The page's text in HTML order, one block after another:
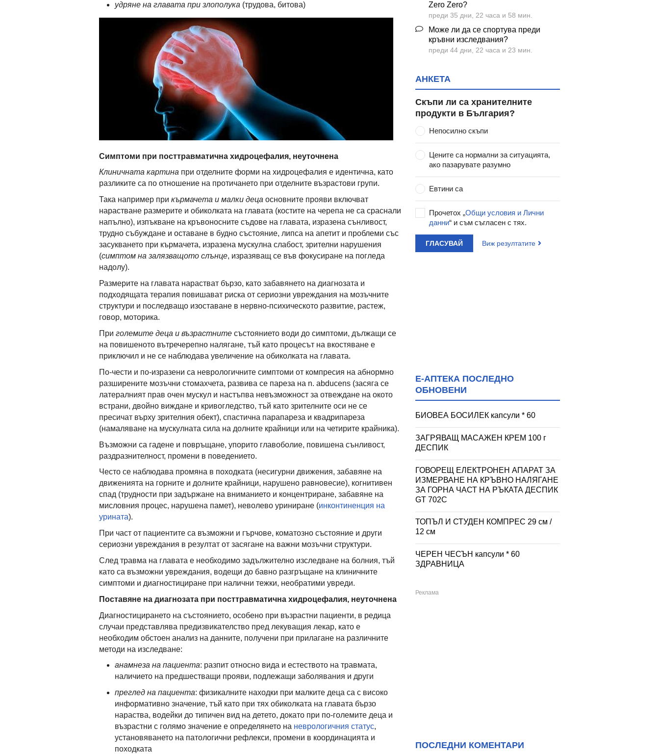
удряне на главата при злополука (трудова, битова)
Симптоми при посттравматична хидроцефалия, неуточнена
Клиничната картина при отделните форми на хидроцефалия е идентична, като
разликите са по отношение на протичането при отделните възрастови групи.
Така например при кърмачета и малки деца основните прояви включват
нарастване размерите и обиколката на главата (костите на черепа не са сраснали
напълно), изпъкване на кръвоносните съдове на главата, изразена сънливост,
трудно събуждане и оставане в будно състояние, липса на апетит и проблеми със
засукването при кърмачета, изразена мускулна слабост, зрителни нарушения
(симптом на залязващото слънце, изразяващ се във фокусиране на погледа
надолу).
Размерите на главата нарастват бързо, като забавянето на диагнозата и
подходящата терапия повишават риска от сериозни увреждания на мозъчните
структури и последващо изоставане в нервно-психическото развитие, растеж,
говор, моторика.
При големите деца и възрастните състоянието води до симптоми, дължащи се
на повишеното вътречерепно налягане, тъй като процесът на вкостяване е
приключил и не се наблюдава увеличение на обиколката на главата.
По-чести и по-изразени са неврологичните симптоми от компресия на абнормно
разширените мозъчни стомахчета, развива се пареза на n. abducens (засяга се
латералният прав очен мускул и настъпва невъзможност за отвеждане на окото
встрани, двойно виждане и кривогледство, тъй като зрителните оси не се
пресичат върху зрителния обект), спастична парапареза и квадрипареза
(намаляване на мускулната сила на долните крайници или на четирите крайника).
Възможни са гадене и повръщане, упорито главоболие, повишена сънливост,
раздразнителност, промени в поведението.
Често се наблюдава промяна в походката (несигурни движения, забавяне на
движенията на горните и долните крайници, нарушено равновесие), когнитивен
спад (трудности при задържане на вниманието и концентриране, забавяне на
мисловния процес, нарушена памет), неволево уриниране (инконтиненция на
урината).
При част от пациентите са възможни и гърчове, коматозно състояние и други
сериозни увреждания в резултат от засягане на важни мозъчни структури.
След травма на главата е необходимо задължително изследване на болния, тъй
като са възможни увреждания, водещи до бавно разгръщане на клиничните
симптоми и диагностициране при налични тежки, необратими увреди.
Поставяне на диагнозата при посттравматична хидроцефалия, неуточнена
Диагностицирането на състоянието, особено при възрастни пациенти, в редица
случаи представлява предизвикателство пред лекуващия лекар, като е
необходим обстоен анализ на данните, получени при прилагане на различните
методи на изследване:
анамнеза на пациента: разпит относно вида и естеството на травмата,
наличието на предшестващи прояви, подлежащи заболявания и други
преглед на пациента: физикалните находки при малките деца са с високо
информативно значение, тъй като при тях обиколката на главата бързо
нараства, водейки до типичен вид на детето, докато при по-големите деца и
възрастни с голямо значение е определянето на неврологичния статус,
установяването на патологични рефлекси, промени в координацията и
походката
Zero Zero?
преди 35 дни, 22 часа и 58 мин.
Може ли да се спортува преди
кръвни изследвания?
преди 44 дни, 22 часа и 23 мин.
АНКЕТА
Скъпи ли са хранителните
продукти в България?
Непосилно скъпи
Цените са нормални за ситуацията,
ако пазарувате разумно
Евтини са
Прочетох „Общи условия и Лични
данни“ и съм съгласен с тях.
ГЛАСУВАЙ Виж резултатите
Е-АПТЕКА ПОСЛЕДНО
ОБНОВЕНИ
БИОВЕА БОСИЛЕК капсули * 60
ЗАГРЯВАЩ МАСАЖЕН КРЕМ 100 г
ДЕСПИК
ГОВОРЕЩ ЕЛЕКТРОНЕН АПАРАТ ЗА
ИЗМЕРВАНЕ НА КРЪВНО НАЛЯГАНЕ
ЗА ГОРНА ЧАСТ НА РЪКАТА ДЕСПИК
GT 702C
ТОПЪЛ И СТУДЕН КОМПРЕС 29 см /
12 см
ЧЕРЕН ЧЕСЪН капсули * 60
ЗДРАВНИЦА
ПОСЛЕДНИ КОМЕНТАРИ